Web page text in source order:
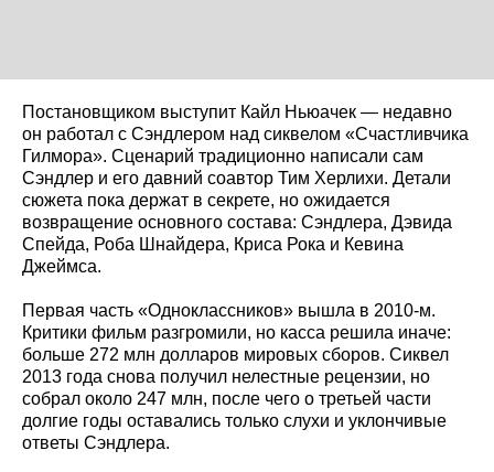
Постановщиком выступит Кайл Ньюачек — недавно
он работал с Сэндлером над сиквелом «Счастливчика
Гилмора». Сценарий традиционно написали сам
Сэндлер и его давний соавтор Тим Херлихи. Детали
сюжета пока держат в секрете, но ожидается
возвращение основного состава: Сэндлера, Дэвида
Спейда, Роба Шнайдера, Криса Рока и Кевина
Джеймса.
Первая часть «Одноклассников» вышла в 2010‑м.
Критики фильм разгромили, но касса решила иначе:
больше 272 млн долларов мировых сборов. Сиквел
2013 года снова получил нелестные рецензии, но
собрал около 247 млн, после чего о третьей части
долгие годы оставались только слухи и уклончивые
ответы Сэндлера.